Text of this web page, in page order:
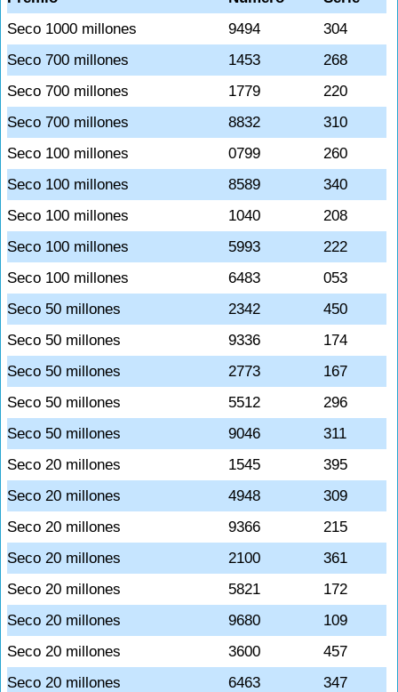
Seco 1000 millones
9494
304
Seco 700 millones
1453
268
Seco 700 millones
1779
220
Seco 700 millones
8832
310
Seco 100 millones
0799
260
Seco 100 millones
8589
340
Seco 100 millones
1040
208
Seco 100 millones
5993
222
Seco 100 millones
6483
053
Seco 50 millones
2342
450
Seco 50 millones
9336
174
Seco 50 millones
2773
167
Seco 50 millones
5512
296
Seco 50 millones
9046
311
Seco 20 millones
1545
395
Seco 20 millones
4948
309
Seco 20 millones
9366
215
Seco 20 millones
2100
361
Seco 20 millones
5821
172
Seco 20 millones
9680
109
Seco 20 millones
3600
457
Seco 20 millones
6463
347